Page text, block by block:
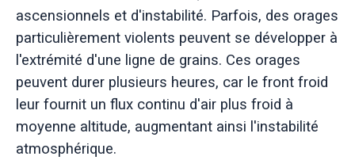
ascensionnels et d'instabilité. Parfois, des orages
particulièrement violents peuvent se développer à
l'extrémité d'une ligne de grains. Ces orages
peuvent durer plusieurs heures, car le front froid
leur fournit un flux continu d'air plus froid à
moyenne altitude, augmentant ainsi l'instabilité
atmosphérique.